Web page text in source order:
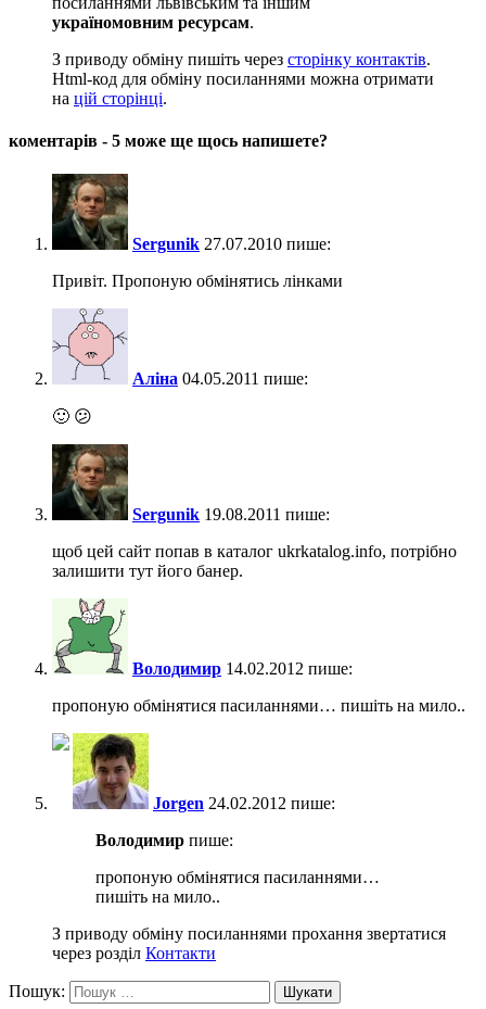
україномовним ресурсам.
З приводу обміну пишіть через сторінку контактів.
Html-код для обміну посиланнями можна отримати
на цій сторінці.
коментарів - 5 може ще щось напишете?
Sergunik 27.07.2010 пише:
Привіт. Пропоную обмінятись лінками
Аліна 04.05.2011 пише:
🙂 😕
Sergunik 19.08.2011 пише:
щоб цей сайт попав в каталог ukrkatalog.info, потрібно
залишити тут його банер.
Володимир 14.02.2012 пише:
пропоную обмінятися пасиланнями… пишіть на мило..
Jorgen 24.02.2012 пише:
Володимир пише:
пропоную обмінятися пасиланнями…
пишіть на мило..
З приводу обміну посиланнями прохання звертатися
через розділ Контакти
Пошук: